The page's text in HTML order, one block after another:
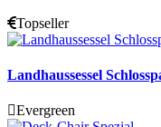
Topseller
Landhaussessel
Evergreen